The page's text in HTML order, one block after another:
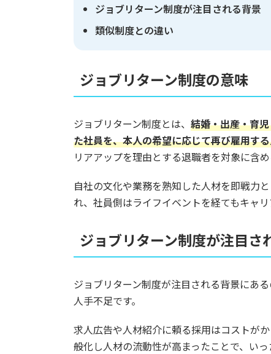
ジョブリターン制度が注目される背景
類似制度との違い
ジョブリターン制度の意味
ジョブリターン制度とは、 結婚・出産・育
た社員を、本人の希望に応じて再び雇用す
リアアップを理由とする退職者を対象に含め
自社の文化や業務を熟知した人材を即戦力
れ、社員側はライフイベントを経てもキャリ
ジョブリターン制度が注目さ
ジョブリターン制度が注目される背景にあ
人手不足です。
求人広告や人材紹介に頼る採用はコストが
般化し人材の流動性が高まったことで、い